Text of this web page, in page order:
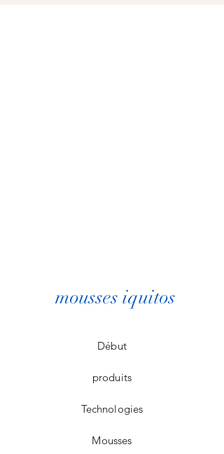
mousses iquitos
Début
produits
Technologies
Mousses